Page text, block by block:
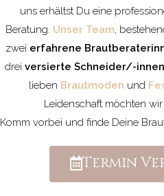
uns erhältst Du eine
Beratung. Unser Team,
zwei erfahrene
drei versierte Schneider/-innen
lieben Brautmoden und
Leidenschaft möchten
Komm vorbei und finde Deine
Termin